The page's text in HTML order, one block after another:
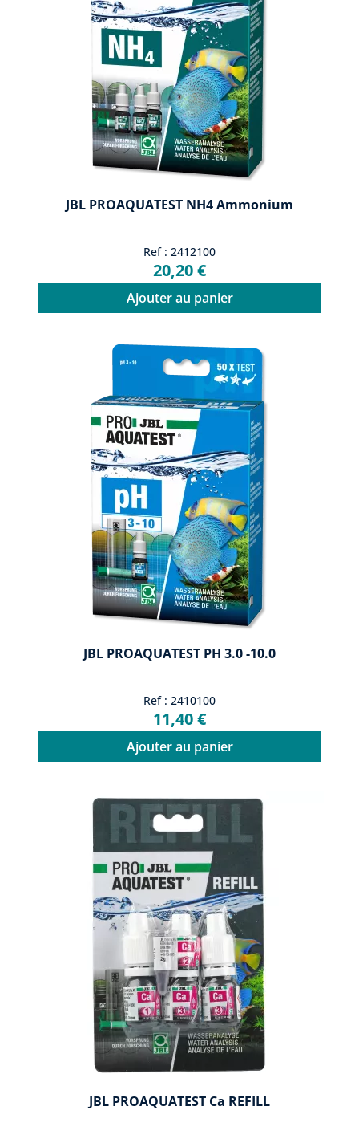
JBL PROAQUATEST NH4 Ammonium
Ref : 2412100
20,20 €
Ajouter au panier
JBL PROAQUATEST PH 3.0 -10.0
Ref : 2410100
11,40 €
Ajouter au panier
JBL PROAQUATEST Ca REFILL